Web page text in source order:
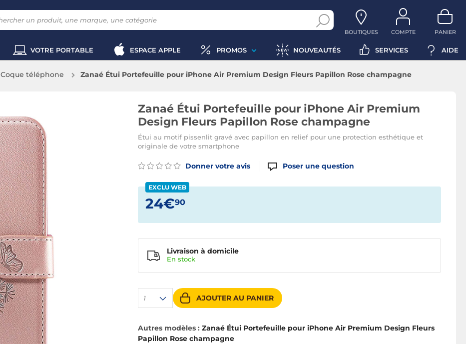
BOUTIQUES COMPTE PANIER
VOTRE PORTABLE ESPACE APPLE PROMOS NOUVEAUTÉS SERVICES AIDE
Coque téléphone Zanaé Étui Portefeuille pour iPhone Air Premium Design Fleurs Papillon Rose champagne
Zanaé Étui Portefeuille pour iPhone Air Premium
Design Fleurs Papillon Rose champagne
Étui au motif pissenlit gravé avec papillon en relief pour une protection esthétique et
originale de votre smartphone
Donner votre avis Poser une question
EXCLU WEB
24€90
1 AJOUTER AU PANIER
Livraison à domicile
En stock
Autres modèles : Zanaé Étui Portefeuille pour iPhone Air Premium Design Fleurs
Papillon Rose champagne